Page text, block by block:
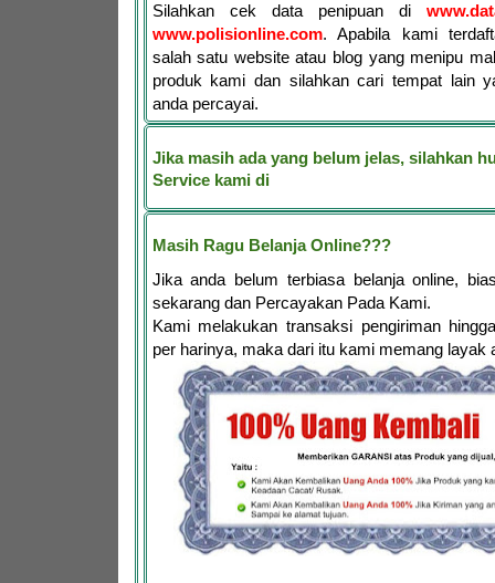
Silahkan cek data penipuan di
www.polisionline.com. Apabila kami
salah satu website atau blog yang menipu
produk kami dan silahkan cari tempat lain
anda percayai.
Jika masih ada yang belum jelas, silahkan
Service kami di
Masih Ragu Belanja Online???
Jika anda belum terbiasa belanja online,
sekarang dan Percayakan Pada Kami.
Kami melakukan transaksi pengiriman
per harinya, maka dari itu kami memang layak